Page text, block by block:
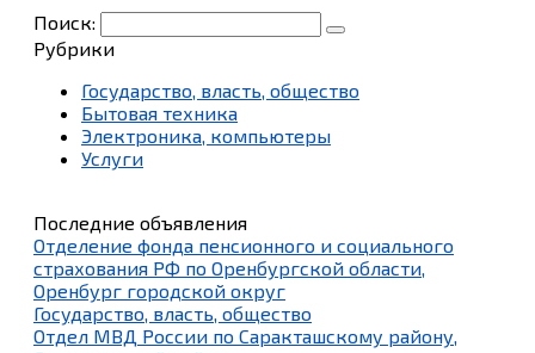
Поиск:
Рубрики
Государство, власть, общество
Бытовая техника
Электроника, компьютеры
Услуги
Последние объявления
Отделение фонда пенсионного и социального
страхования РФ по Оренбургской области,
Оренбург городской округ
Государство, власть, общество
Отдел МВД России по Саракташскому району,